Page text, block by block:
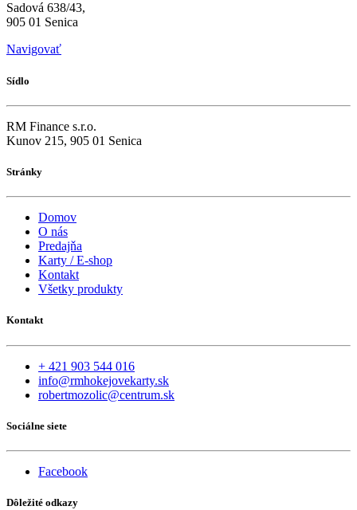
Sadová 638/43,
905 01 Senica
Navigovať
Sídlo
RM Finance s.r.o.
Kunov 215, 905 01 Senica
Stránky
Domov
O nás
Predajňa
Karty / E-shop
Kontakt
Všetky produkty
Kontakt
+ 421 903 544 016
info@rmhokejovekarty.sk
robertmozolic@centrum.sk
Sociálne siete
Facebook
Dôležité odkazy